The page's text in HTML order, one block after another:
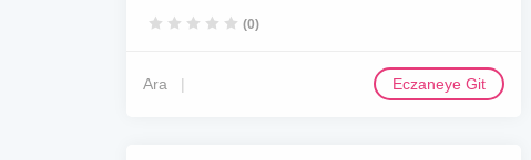
(0)
Ara Eczaneye Git